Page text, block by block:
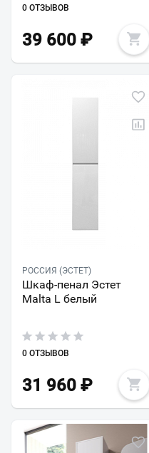
0 ОТЗЫВОВ
39 600 ₽
РОССИЯ (ЭСТЕТ)
Шкаф-пенал Эстет
Malta L белый
0 ОТЗЫВОВ
31 960 ₽